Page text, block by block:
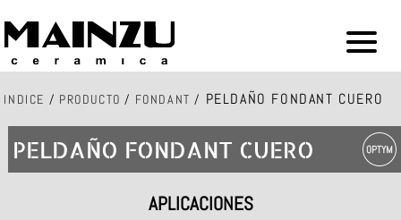
INDICE / PRODUCTO / FONDANT / PELDAÑO FONDANT CUERO
PELDAÑO FONDANT CUERO
APLICACIONES